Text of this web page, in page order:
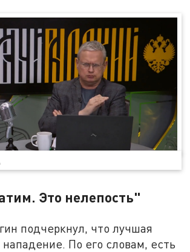
Это нелепость"
подчеркнул, что лучшая
нападение. По его словам, есть